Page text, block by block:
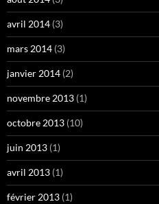
avril 2014 (3)
mars 2014 (3)
janvier 2014 (2)
novembre 2013 (1)
octobre 2013 (10)
juin 2013 (1)
avril 2013 (1)
février 2013 (1)